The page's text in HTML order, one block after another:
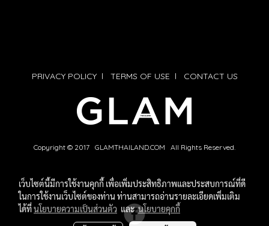
PRIVACY POLICYl TERMS OF USE l CONTACT US
Copyright © 2017 GLAMTHAILAND.COM All Rights Reserved.
เว็บไซต์นี้มีการใช้งานคุกกี้ เพื่อเพิ่มประสิทธิภาพและประสบการณ์ที่ดี
ในการใช้งานเว็บไซต์ของท่าน ท่านสามารถอ่านรายละเอียดเพิ่มเติม
ได้ที่นโยบายความเป็นส่วนตัว และนโยบายคุกกี้